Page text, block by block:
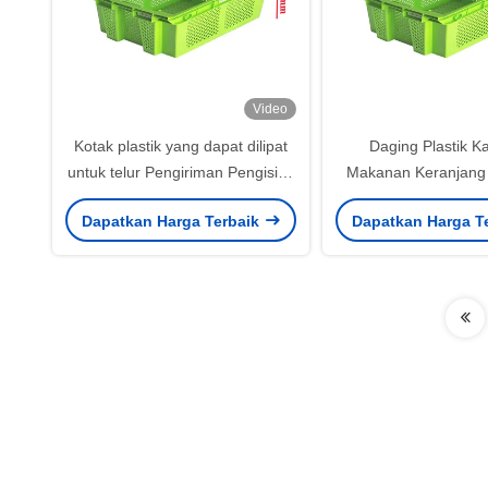
Video
Kotak plastik yang dapat dilipat
untuk telur Pengiriman Pengisian
Sarang Supermarket Pertanian
Dapatkan Harga Terbaik
Daging Plastik
Makanan Keranjang
Kothak Pindah
Ditumpuk
Dapatkan Harga